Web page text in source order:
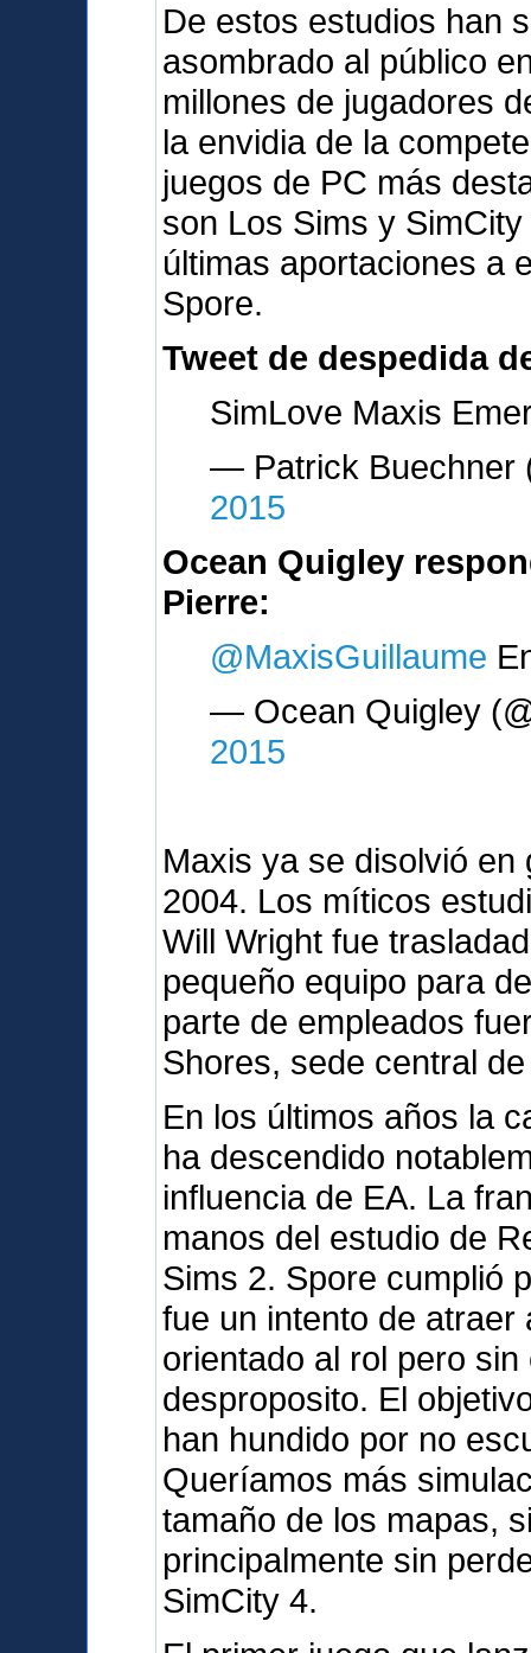
De estos estudios han
asombrado al público
millones de jugadores
la envidia de la
juegos de PC más
son Los Sims y
últimas aportaciones a
Spore.
Tweet de despedida
SimLove Maxis
— Patrick Buechner
2015
Ocean Quigley
Pierre:
@MaxisGuillaume
— Ocean Quigley
2015
Maxis ya se disolvió
2004. Los míticos
Will Wright fue
pequeño equipo para
parte de empleados
Shores, sede central
En los últimos años la
ha descendido
influencia de EA. La
manos del estudio de
Sims 2. Spore cumplió
fue un intento de
orientado al rol pero
desproposito. El
han hundido por no
Queríamos más
tamaño de los mapas,
principalmente sin
SimCity 4.